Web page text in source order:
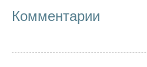
Комментарии